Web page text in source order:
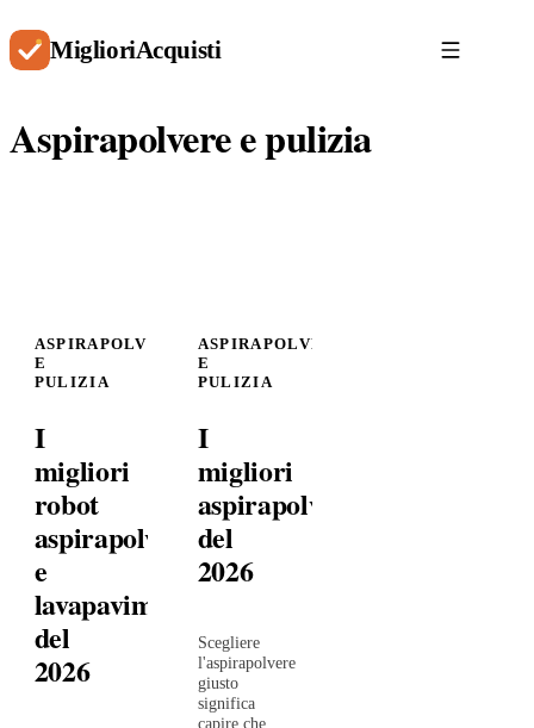
MiglioriAcquisti
Aspirapolvere e pulizia
ASPIRAPOLVERE
E
PULIZIA
I
migliori
robot
aspirapolvere
e
lavapavimenti
del
2026
ASPIRAPOLVERE
E
PULIZIA
I
migliori
aspirapolvere
del
2026
Scegliere
l'aspirapolvere
giusto
significa
capire che